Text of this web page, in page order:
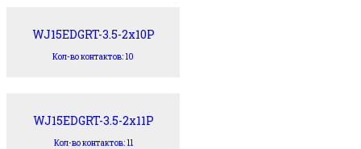
WJ15EDGRT-3.5-2x10P
Кол-во контактов: 10
WJ15EDGRT-3.5-2x11P
Кол-во контактов: 11